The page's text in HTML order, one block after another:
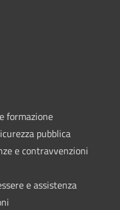
formazione
pubblica
e contravvenzioni
e assistenza